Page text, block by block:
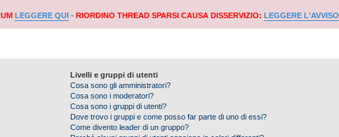
LEGGERE QUI - RIORDINO THREAD SPARSI CAUSA DISSERVIZIO: LEGGERE L'AVVISO
Livelli e gruppi di utenti
Cosa sono gli amministratori?
Cosa sono i moderatori?
Cosa sono i gruppi di utenti?
Dove trovo i gruppi e come posso far parte di uno di essi?
Come divento leader di un gruppo?